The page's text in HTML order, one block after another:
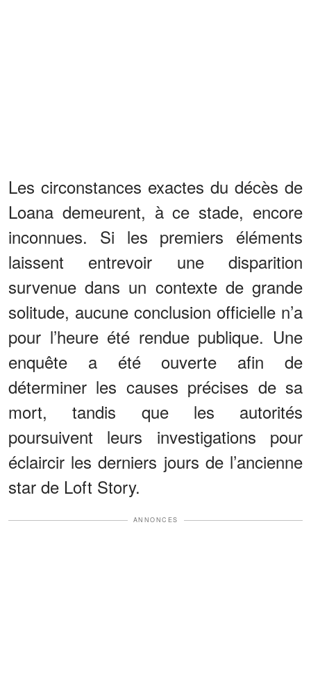
Les circonstances exactes du décès de
Loana demeurent, à ce stade, encore
inconnues. Si les premiers éléments
laissent entrevoir une disparition
survenue dans un contexte de grande
solitude, aucune conclusion officielle n’a
pour l’heure été rendue publique. Une
enquête a été ouverte afin de
déterminer les causes précises de sa
mort, tandis que les autorités
poursuivent leurs investigations pour
éclaircir les derniers jours de l’ancienne
star de Loft Story.
ANNONCES